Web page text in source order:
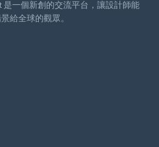
是一個新創的交流平台，讓設計師能
給全球的觀眾。